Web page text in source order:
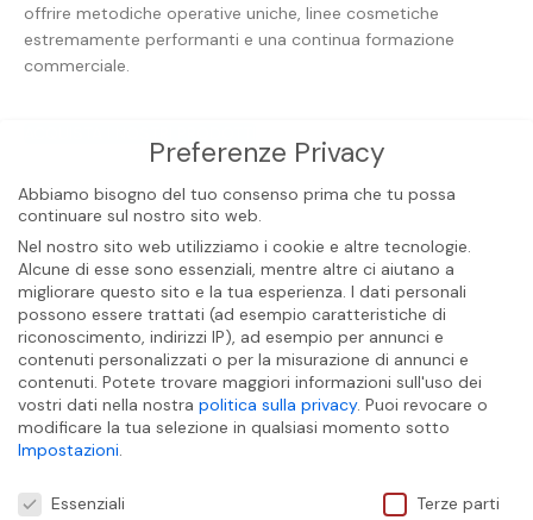
offrire metodiche operative uniche, linee cosmetiche
estremamente performanti e una continua formazione
commerciale.
Preferenze Privacy
Abbiamo bisogno del tuo consenso prima che tu possa
continuare sul nostro sito web.
Nel nostro sito web utilizziamo i cookie e altre tecnologie.
Alcune di esse sono essenziali, mentre altre ci aiutano a
migliorare questo sito e la tua esperienza. I dati personali
possono essere trattati (ad esempio caratteristiche di
riconoscimento, indirizzi IP), ad esempio per annunci e
contenuti personalizzati o per la misurazione di annunci e
contenuti. Potete trovare maggiori informazioni sull'uso dei
vostri dati nella nostra politica sulla privacy. Puoi revocare o
modificare la tua selezione in qualsiasi momento sotto
Impostazioni.
Essenziali Terze parti